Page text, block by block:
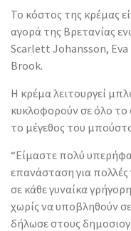
Το κόστος της κρέμας
αγορά της Βρετανίας
Scarlett Johansson, Eva
Brook.
Η κρέμα λειτουργεί
κυκλοφορούν σε όλο
το μέγεθος του
“Είμαστε πολύ
επανάσταση για
σε κάθε γυναίκα
χωρίς να υποβληθούν
δήλωσε στους